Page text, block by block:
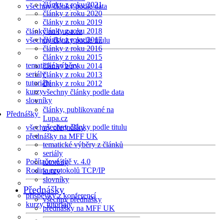
všechny články podle data
články na Lupa.cz
všechny články podle titulu
tematické výběry
seriály
tutoriály
kurzy
slovníky
Přednášky
všechny přednášky
přednášky na MFF UK
Počítačové sítě v. 4.0
Rodina protokolů TCP/IP
příspěvky z konferencí
kurzy, tutoriály
články z roku 2021
články z roku 2020
články z roku 2019
články z roku 2018
články z roku 2017
články z roku 2016
články z roku 2015
články z roku 2014
články z roku 2013
články z roku 2012
všechny články podle data
články, publikované na
Lupa.cz
všechny články podle titulu
tematické výběry z článků
seriály
tutoriály
kurzy
slovníky
Přednášky
všechny přednášky
přednášky na MFF UK